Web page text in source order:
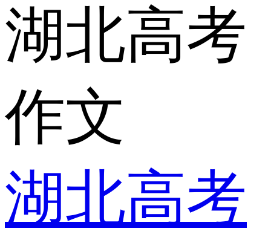
湖北高考
作文
湖北高考